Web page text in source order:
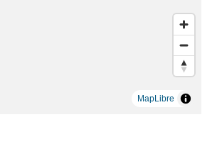
MapLibre